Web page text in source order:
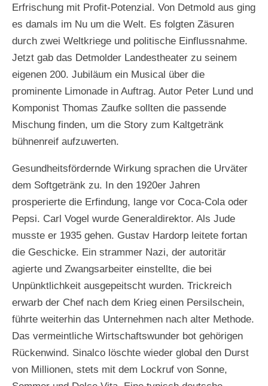
Erfrischung mit Profit-Potenzial. Von Detmold aus ging
es damals im Nu um die Welt. Es folgten Zäsuren
durch zwei Weltkriege und politische Einflussnahme.
Jetzt gab das Detmolder Landestheater zu seinem
eigenen 200. Jubiläum ein Musical über die
prominente Limonade in Auftrag. Autor Peter Lund und
Komponist Thomas Zaufke sollten die passende
Mischung finden, um die Story zum Kaltgetränk
bühnenreif aufzuwerten.
Gesundheitsfördernde Wirkung sprachen die Urväter
dem Softgetränk zu. In den 1920er Jahren
prosperierte die Erfindung, lange vor Coca-Cola oder
Pepsi. Carl Vogel wurde Generaldirektor. Als Jude
musste er 1935 gehen. Gustav Hardorp leitete fortan
die Geschicke. Ein strammer Nazi, der autoritär
agierte und Zwangsarbeiter einstellte, die bei
Unpünktlichkeit ausgepeitscht wurden. Trickreich
erwarb der Chef nach dem Krieg einen Persilschein,
führte weiterhin das Unternehmen nach alter Methode.
Das vermeintliche Wirtschaftswunder bot gehörigen
Rückenwind. Sinalco löschte wieder global den Durst
von Millionen, stets mit dem Lockruf von Sonne,